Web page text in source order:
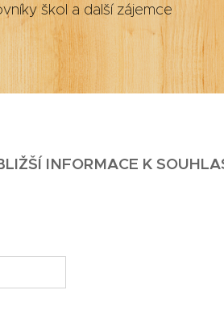
škol a další zájemce
INFORMACE K